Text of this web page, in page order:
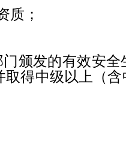
质；
颁发的有效安
得中级以上（